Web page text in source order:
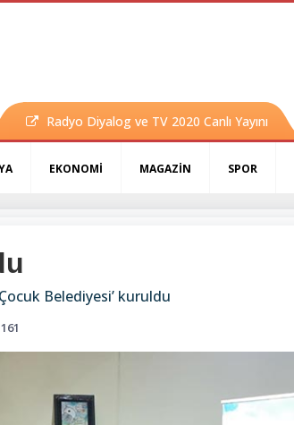
Radyo Diyalog ve TV 2020 Canlı Yayını
EKONOMİ MAGAZİN SPOR
Belediyesi’ kuruldu
161